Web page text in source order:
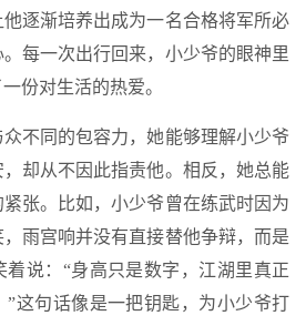
逐渐培养出成为一名合格将军所必
每一次出行回来，小少爷的眼神里
份对生活的热爱。
不同的包容力，她能够理解小少爷
却从不因此指责他。相反，她总能
张。比如，小少爷曾在练武时因为
雨宫响并没有直接替他争辩，而是
说：“身高只是数字，江湖里真正
”这句话像是一把钥匙，为小少爷打